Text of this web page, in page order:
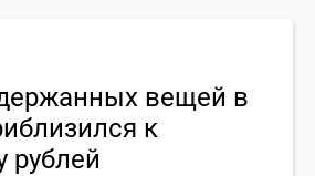
вещей в
к
рублей